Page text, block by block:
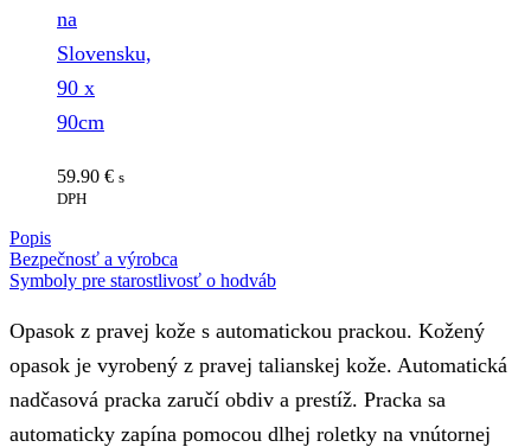
na
Slovensku,
90 x
90cm
59.90 € s
DPH
Popis
Bezpečnosť a výrobca
Symboly pre starostlivosť o hodváb
Opasok z pravej kože s automatickou prackou. Kožený
opasok je vyrobený z pravej talianskej kože. Automatická
nadčasová pracka zaručí obdiv a prestíž. Pracka sa
automaticky zapína pomocou dlhej roletky na vnútornej